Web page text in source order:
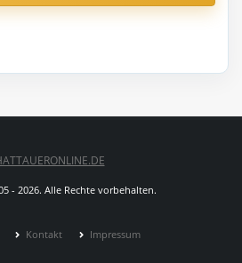
- 2026. Alle Rechte vorbehalten.
Kontakt Impressum